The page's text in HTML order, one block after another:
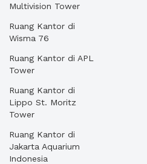
Multivision Tower
Ruang Kantor di
Wisma 76
Ruang Kantor di APL
Tower
Ruang Kantor di
Lippo St. Moritz
Tower
Ruang Kantor di
Jakarta Aquarium
Indonesia